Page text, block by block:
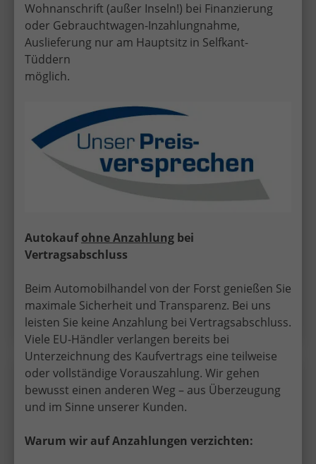
Sofort lieferbar 22.990,– €
incl. 19% MwSt.
ab 179,– € mtl.
(ICE), Benzin, Kraftstoffverbrauch
kombiniert 5,7 l/100km (WLTP), CO₂-Emission
kombiniert 129.00 g/km (WLTP), CO₂-Klasse D,
fahrtauglich, Zustand: unfallfrei, Fahrzeugnr.: 70299
Details
Wir rufen Sie an!
Wohnanschrift (außer Inseln!) bei Finanzierung
oder Gebrauchtwagen-Inzahlungnahme,
Auslieferung nur am Hauptsitz in Selfkant-
Tüddern
möglich.
Autokaufohne Anzahlung bei
Vertragsabschluss
Beim Automobilhandel von der Forst genießen Sie
maximale Sicherheit und Transparenz. Bei uns
leisten Sie keine Anzahlung bei Vertragsabschluss.
Viele EU-Händler verlangen bereits bei
Unterzeichnung des Kaufvertrags eine teilweise
oder vollständige Vorauszahlung. Wir gehen
bewusst einen anderen Weg – aus Überzeugung
und im Sinne unserer Kunden.
Warum wir auf Anzahlungen verzichten: